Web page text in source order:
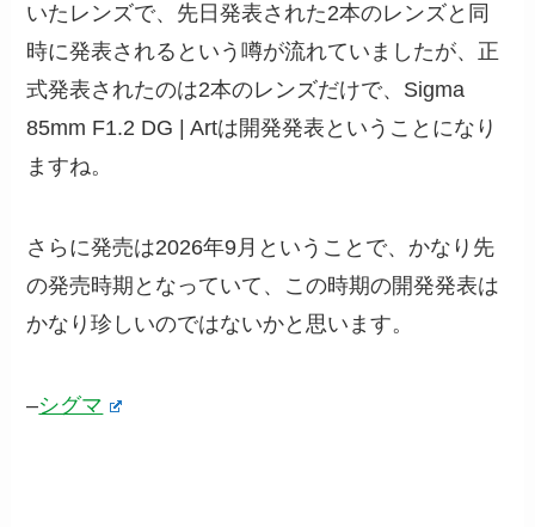
いたレンズで、先日発表された2本のレンズと同
時に発表されるという噂が流れていましたが、正
式発表されたのは2本のレンズだけで、Sigma
85mm F1.2 DG | Artは開発発表ということになり
ますね。
さらに発売は2026年9月ということで、かなり先
の発売時期となっていて、この時期の開発発表は
かなり珍しいのではないかと思います。
–シグマ